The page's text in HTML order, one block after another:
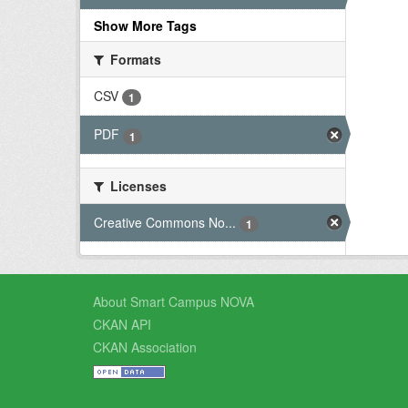
Show More Tags
Formats
CSV
1
PDF 1
Licenses
Creative Commons No...
1
About Smart Campus NOVA
CKAN API
CKAN Association